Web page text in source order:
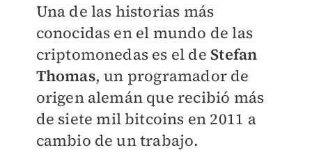
Una de las historias más
conocidas en el mundo de las
criptomonedas es el de Stefan
Thomas, un programador de
origen alemán que recibió más
de siete mil bitcoins en 2011 a
cambio de un trabajo.